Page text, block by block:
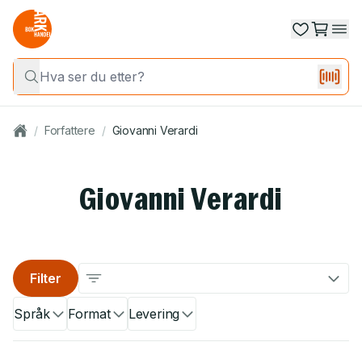
/ Forfattere / Giovanni Verardi
Giovanni Verardi
Språk Format Levering
Filter